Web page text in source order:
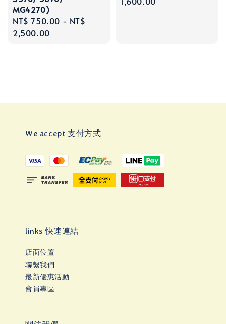
MG4270)
Regular
price
NT$ 750.00 - NT$
2,500.00
We accept 支付方式
links 快速連結
店面位置
聯繫我們
最新優惠活動
會員專區